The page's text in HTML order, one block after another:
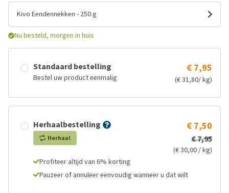
Kivo Eendennekken - 250 g
Nu besteld, morgen in huis
Standaard bestelling
Bestel uw product eenmalig
€ 7,95
(€ 31,80/ kg)
Herhaalbestelling
Herhaal
€ 7,50
€ 7,95
(€ 30,00 / kg)
Profiteer altijd van 6% korting
Pauzeer of annuleer eenvoudig wanneer u dat wilt